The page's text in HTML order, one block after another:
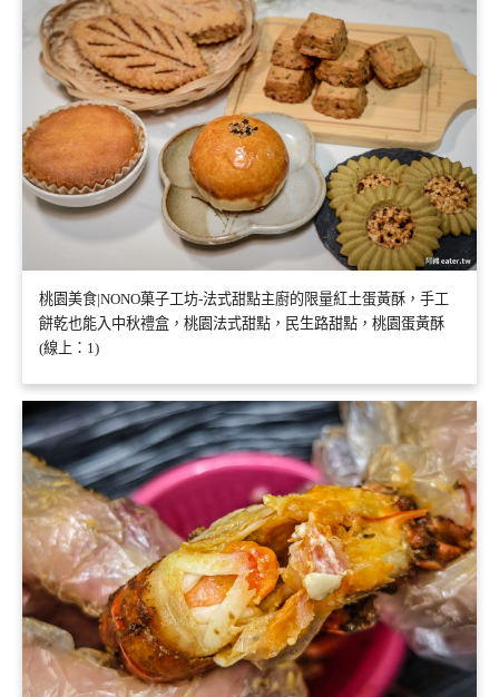
桃園美食|NONO菓子工坊-法式甜點主廚的限量紅土蛋黃酥，手工
餅乾也能入中秋禮盒，桃園法式甜點，民生路甜點，桃園蛋黃酥
(線上：1)